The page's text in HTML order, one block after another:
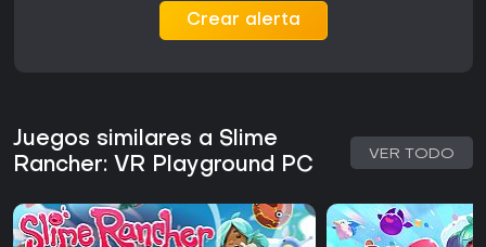
Crear alerta
Juegos similares a Slime
Rancher: VR Playground PC
VER TODO